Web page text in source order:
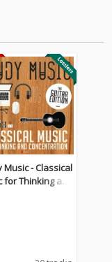
Music - Classical
for Thinking an
(The